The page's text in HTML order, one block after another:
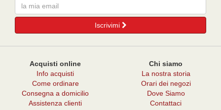
Email
Iscrivimi
Acquisti online
Info acquisti
Come ordinare
Consegna a domicilio
Assistenza clienti
Chi siamo
La nostra storia
Orari dei negozi
Dove Siamo
Contattaci